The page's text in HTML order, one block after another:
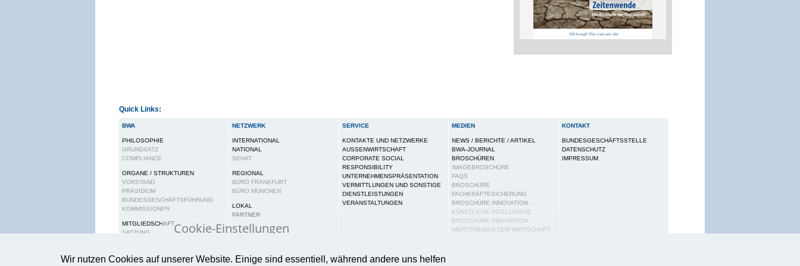
Quick Links:
BWA
PHILOSOPHIE
GRUNDSATZ
COMPLIANCE
ORGANE / STRUKTUREN
VORSTAND
PRÄSIDIUM
BUNDESGESCHÄFTSFÜHRUNG
KOMMISSIONEN
MITGLIEDSCHAFT
SATZUNG
NETZWERK
INTERNATIONAL
NATIONAL
SENAT
REGIONAL
BÜRO FRANKFURT
BÜRO MÜNCHEN
LOKAL
PARTNER
SERVICE
KONTAKTE UND NETZWERKE
AUSSENWIRTSCHAFT
CORPORATE SOCIAL
RESPONSIBILITY
UNTERNEHMENSPRÄSENTATION
VERMITTLUNGEN UND SONSTIGE
DIENSTLEISTUNGEN
VERANSTALTUNGEN
MEDIEN
NEWS / BERICHTE / ARTIKEL
BWA-JOURNAL
BROSCHÜREN
IMAGEBROSCHÜRE
FAQS
BROSCHÜRE
FACHKRÄFTESICHERUNG
BROSCHÜRE INNOVATION -
KÜNSTLICHE INTELLIGENZ
BROSCHÜRE INNOVATION -
WERTTREIBER DER WIRTSCHAFT
KONTAKT
BUNDESGESCHÄFTSSTELLE
DATENSCHUTZ
IMPRESSUM
Wir nutzen Cookies auf unserer Website. Einige sind essentiell, während andere uns helfen
Cookie-Einstellungen
Wir verwenden Cookies auf dieser Webseite, um Ihnen ein bestmögliches Nutzungserlebnis zu
gewährleisten.Weitere Informationen